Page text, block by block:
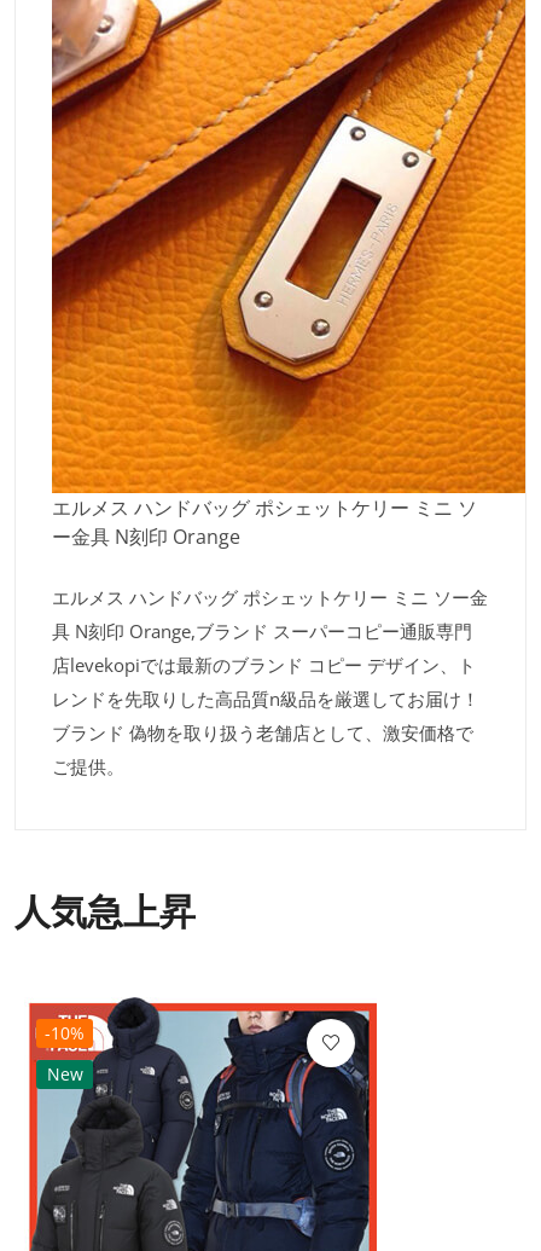
エルメス ハンドバッグ ポシェットケリー ミニ ソ
ー金具 N刻印 Orange
エルメス ハンドバッグ ポシェットケリー ミニ ソー金
具 N刻印 Orange,ブランド スーパーコピー通販専門
店levekopiでは最新のブランド コピー デザイン、ト
レンドを先取りした高品質n級品を厳選してお届け！
ブランド 偽物を取り扱う老舗店として、激安価格で
ご提供。
人気急上昇
-10%
New